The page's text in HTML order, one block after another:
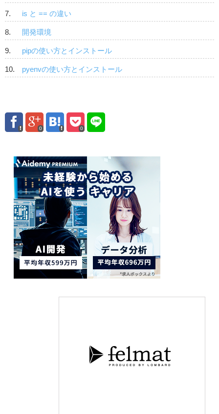
is と == の違い
開発環境
pipの使い方とインストール
pyenvの使い方とインストール
0 0